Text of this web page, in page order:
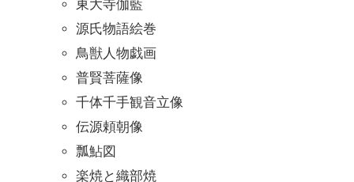
東大寺伽藍
源氏物語絵巻
鳥獣人物戯画
普賢菩薩像
千体千手観音立像
伝源頼朝像
瓢鮎図
楽焼と織部焼